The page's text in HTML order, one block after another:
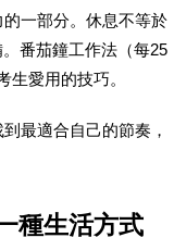
一部分。休息不等於
番茄鐘工作法（每25
愛用的技巧。
最適合自己的節奏，
種生活方式